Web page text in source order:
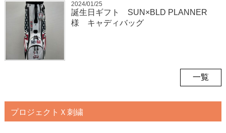
2024/01/25
誕生日ギフト SUN×BLD PLANNER
様 キャディバッグ
一覧
プロジェクトＸ刺繍